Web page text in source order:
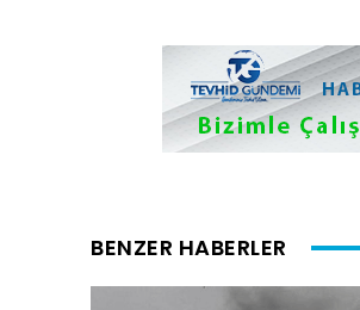
BENZER HABERLER